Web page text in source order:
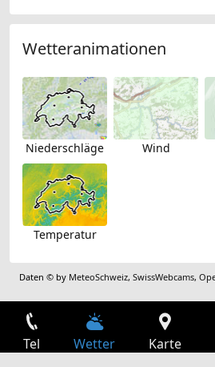
Wetteranimationen
Niederschläge Wind
Temperatur
Daten © by MeteoSchweiz,SwissWebcams,
Tel Wetter Karte